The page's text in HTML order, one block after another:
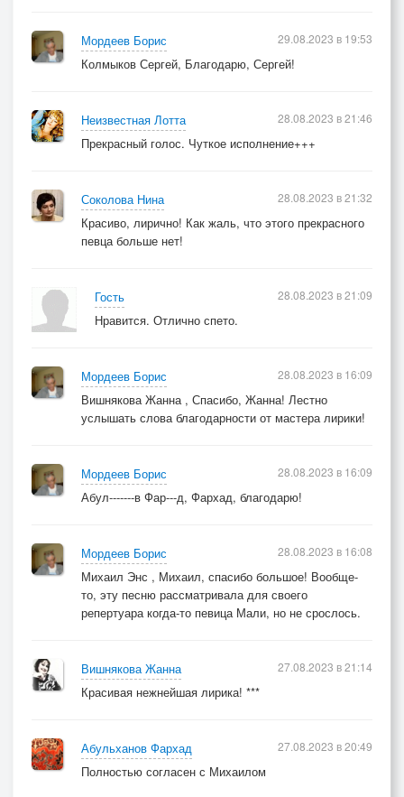
Мордеев Борис
Колмыков Сергей, Благодарю, Сергей!
29.08.2023 в 19:53
Неизвестная Лотта
Прекрасный голос. Чуткое исполнение+++
28.08.2023 в 21:46
Соколова Нина
Красиво, лирично! Как жаль, что этого прекрасного
певца больше нет!
28.08.2023 в 21:32
Гость
Нравится. Отлично спето.
28.08.2023 в 21:09
Мордеев Борис
Вишнякова Жанна , Спасибо, Жанна! Лестно
услышать слова благодарности от мастера лирики!
28.08.2023 в 16:09
Мордеев Борис
Абул-------в Фар---д, Фархад, благодарю!
28.08.2023 в 16:09
Мордеев Борис
Михаил Энс , Михаил, спасибо большое! Вообще-
то, эту песню рассматривала для своего
репертуара когда-то певица Мали, но не срослось.
28.08.2023 в 16:08
Вишнякова Жанна
Красивая нежнейшая лирика! ***
27.08.2023 в 21:14
Абульханов Фархад
Полностью согласен с Михаилом
27.08.2023 в 20:49